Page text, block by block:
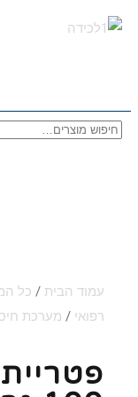
עמוד הבית / כל
רפואי / מערכת